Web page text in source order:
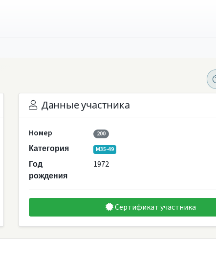
Данные участника
Номер
200
Категория
M35-49
Год
рождения
1972
Сертификат участника